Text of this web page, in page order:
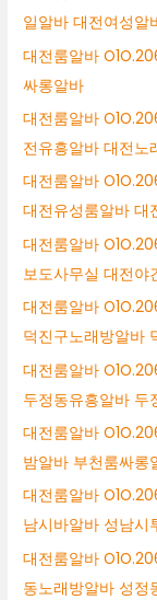
일알바 대전여성알
대전룸알바
싸롱알바
대전룸알바
전유흥알바 대전노
대전룸알바
대전유성룸알바 대
대전룸알바
보도사무실 대전야
대전룸알바
덕진구노래방알바
대전룸알바
두정동유흥알바 두
대전룸알바
밤알바 부천룸싸롱
대전룸알바
남시바알바 성남시
대전룸알바
동노래방알바 성정